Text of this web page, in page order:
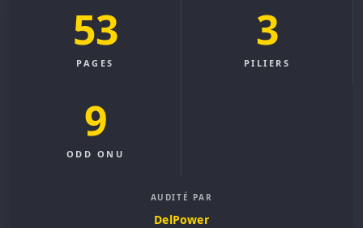
TÉLÉCHARGER LE RAPPORT
53
PAGES
3
PILIERS
9
ODD ONU
AUDITÉ PAR
DelPower